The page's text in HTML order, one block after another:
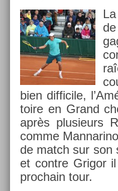
bien dif­ficile,
toire en Grand
après plusieurs
comme
de match sur son
et con­tre Grigor
pro­chain tour.